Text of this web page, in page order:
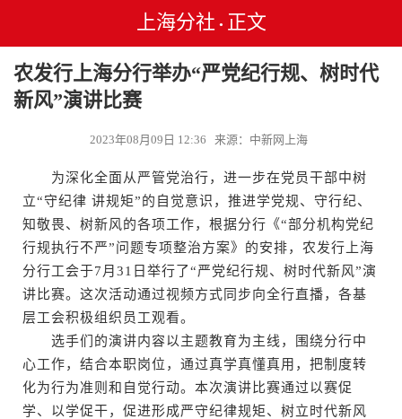
上海分社 • 正文
农发行上海分行举办“严党纪行规、树时代
新风”演讲比赛
2023年08月09日 12:36 来源：中新网上海
为深化全面从严管党治行，进一步在党员干部中树
立“守纪律 讲规矩”的自觉意识，推进学党规、守行纪、
知敬畏、树新风的各项工作，根据分行《“部分机构党纪
行规执行不严”问题专项整治方案》的安排，农发行上海
分行工会于7月31日举行了“严党纪行规、树时代新风”演
讲比赛。这次活动通过视频方式同步向全行直播，各基
层工会积极组织员工观看。
选手们的演讲内容以主题教育为主线，围绕分行中
心工作，结合本职岗位，通过真学真懂真用，把制度转
化为行为准则和自觉行动。本次演讲比赛通过以赛促
学、以学促干，促进形成严守纪律规矩、树立时代新风